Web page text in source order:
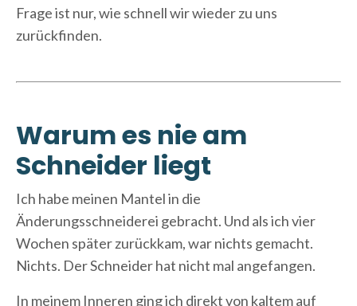
Frage ist nur, wie schnell wir wieder zu uns
zurückfinden.
Warum es nie am
Schneider liegt
Ich habe meinen Mantel in die
Änderungsschneiderei gebracht. Und als ich vier
Wochen später zurückkam, war nichts gemacht.
Nichts. Der Schneider hat nicht mal angefangen.
In meinem Inneren ging ich direkt von kaltem auf